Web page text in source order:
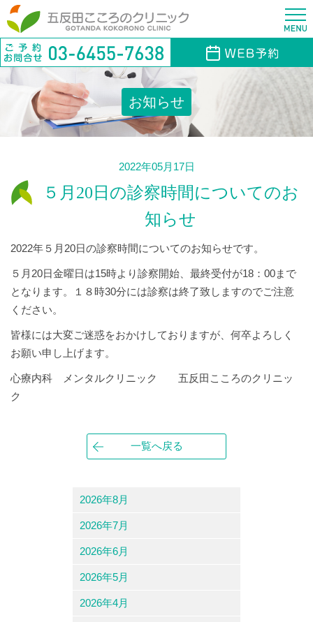
お知らせ
2022年05月17日
５月20日の診察時間についてのお
知らせ
2022年５月20日の診察時間についてのお知らせです。
５月20日金曜日は15時より診察開始、最終受付が18：00まで
となります。１８時30分には診察は終了致しますのでご注意
ください。
皆様には大変ご迷惑をおかけしておりますが、何卒よろしく
お願い申し上げます。
心療内科 メンタルクリニック 五反田こころのクリニッ
ク
一覧へ戻る
2026年8月
2026年7月
2026年6月
2026年5月
2026年4月